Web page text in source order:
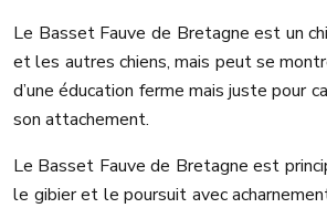
Le Basset Fauve de Bretagne est un
et les autres chiens, mais peut se
d’une éducation ferme mais juste pour
son attachement.
Le Basset Fauve de Bretagne est
le gibier et le poursuit avec